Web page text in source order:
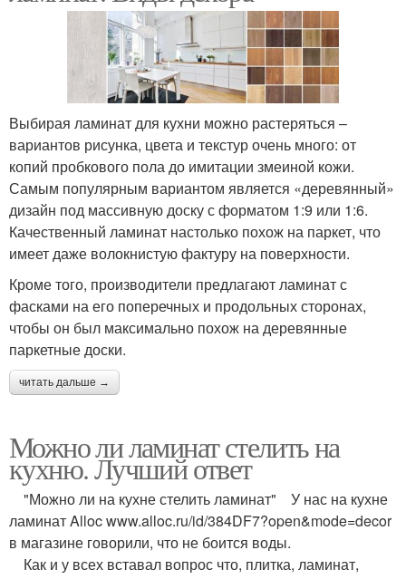
Выбирая ламинат для кухни можно растеряться –
вариантов рисунка, цвета и текстур очень много: от
копий пробкового пола до имитации змеиной кожи.
Самым популярным вариантом является «деревянный»
дизайн под массивную доску с форматом 1:9 или 1:6.
Качественный ламинат настолько похож на паркет, что
имеет даже волокнистую фактуру на поверхности.
Кроме того, производители предлагают ламинат с
фасками на его поперечных и продольных сторонах,
чтобы он был максимально похож на деревянные
паркетные доски.
читать дальше →
Можно ли ламинат стелить на
кухню. Лучший ответ
"Можно ли на кухне стелить ламинат" У нас на кухне
ламинат Alloc www.alloc.ru/id/384DF7?open&mode=decor
в магазине говорили, что не боится воды.
Как и у всех вставал вопрос что, плитка, ламинат,